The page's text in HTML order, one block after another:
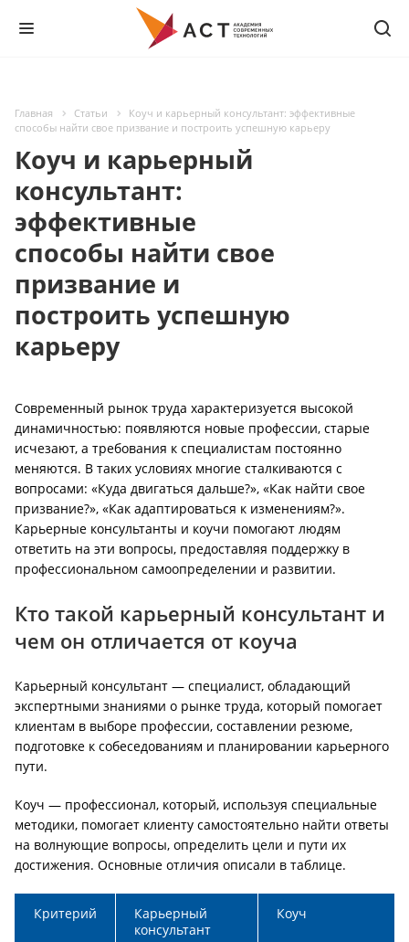
Главная Статьи
Коуч и карьерный консультант: эффективные
способы найти свое призвание и построить успешную карьеру
Коуч и карьерный
консультант:
эффективные
способы найти свое
призвание и
построить успешную
карьеру
Современный рынок труда характеризуется высокой
динамичностью: появляются новые профессии, старые
исчезают, а требования к специалистам постоянно
меняются. В таких условиях многие сталкиваются с
вопросами: «Куда двигаться дальше?», «Как найти свое
призвание?», «Как адаптироваться к изменениям?».
Карьерные консультанты и коучи помогают людям
ответить на эти вопросы, предоставляя поддержку в
профессиональном самоопределении и развитии.
Кто такой карьерный консультант и
чем он отличается от коуча
Карьерный консультант — специалист, обладающий
экспертными знаниями о рынке труда, который помогает
клиентам в выборе профессии, составлении резюме,
подготовке к собеседованиям и планировании карьерного
пути.
Коуч — профессионал, который, используя специальные
методики, помогает клиенту самостоятельно найти ответы
на волнующие вопросы, определить цели и пути их
достижения. Основные отличия описали в таблице.
Критерий
Карьерный
консультант
Коуч